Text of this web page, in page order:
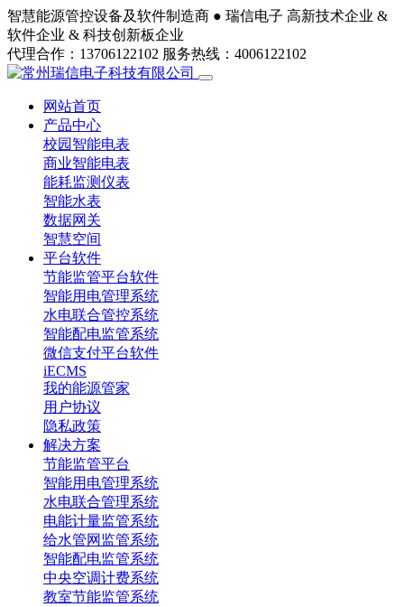
智慧能源管控设备及软件制造商 ● 瑞信电子 高新技术企业 &
软件企业 & 科技创新板企业
代理合作：13706122102 服务热线：4006122102
网站首页
产品中心
校园智能电表
商业智能电表
能耗监测仪表
智能水表
数据网关
智慧空间
平台软件
节能监管平台软件
智能用电管理系统
水电联合管控系统
智能配电监管系统
微信支付平台软件
iECMS
我的能源管家
用户协议
隐私政策
解决方案
节能监管平台
智能用电管理系统
水电联合管理系统
电能计量监管系统
给水管网监管系统
智能配电监管系统
中央空调计费系统
教室节能监管系统